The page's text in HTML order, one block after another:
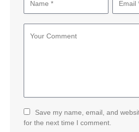
Save my name, email, and
for the next time I comment.